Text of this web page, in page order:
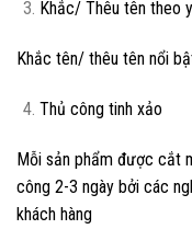
Khắc/ Thêu tên theo
Khắc tên/ thêu tên nổi
Thủ công tinh xảo
Mỗi sản phẩm được cắt
công 2-3 ngày bởi các
khách hàng